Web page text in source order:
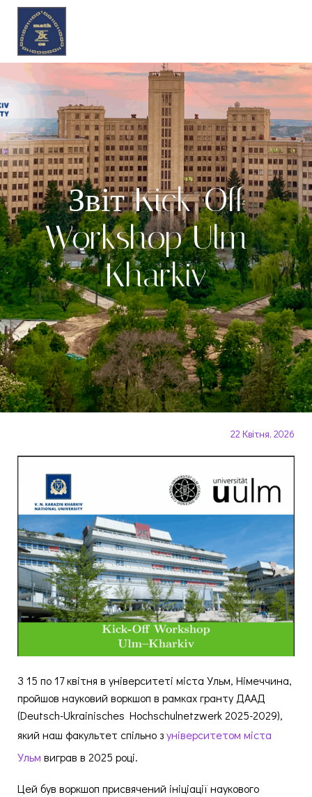
Звіт Kick-Off
Workshop Ulm–
Kharkiv
22 Квітня, 2026
З 15 по 17 квітня в університеті міста Ульм, Німеччина,
пройшов науковий воркшоп в рамках гранту ДААД
(Deutsch-Ukrainisches Hochschulnetzwerk 2025-2029),
який наш факультет спільно зуніверситетом міста
Ульм виграв в 2025 році.
Цей був воркшоп присвячений ініціації наукового